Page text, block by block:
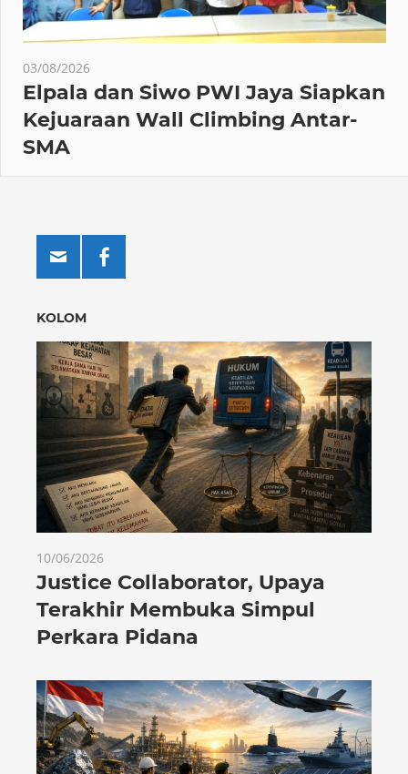
03/08/2026
Elpala dan Siwo PWI Jaya Siapkan
Kejuaraan Wall Climbing Antar-
SMA
KOLOM
10/06/2026
Justice Collaborator, Upaya
Terakhir Membuka Simpul
Perkara Pidana